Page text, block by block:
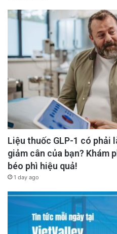
Liệu thuốc GLP-1 có phải
giảm cân của bạn? Khám
béo phì hiệu quả!
1 day ago